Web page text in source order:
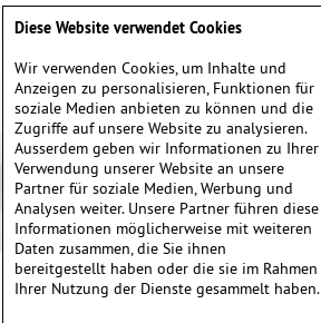
Diese Website verwendet Cookies
Wir verwenden Cookies, um Inhalte und
Anzeigen zu personalisieren, Funktionen für
soziale Medien anbieten zu können und die
Zugriffe auf unsere Website zu analysieren.
Ausserdem geben wir Informationen zu Ihrer
Verwendung unserer Website an unsere
Partner für soziale Medien, Werbung und
Analysen weiter. Unsere Partner führen diese
Informationen möglicherweise mit weiteren
Daten zusammen, die Sie ihnen
bereitgestellt haben oder die sie im Rahmen
Ihrer Nutzung der Dienste gesammelt haben.